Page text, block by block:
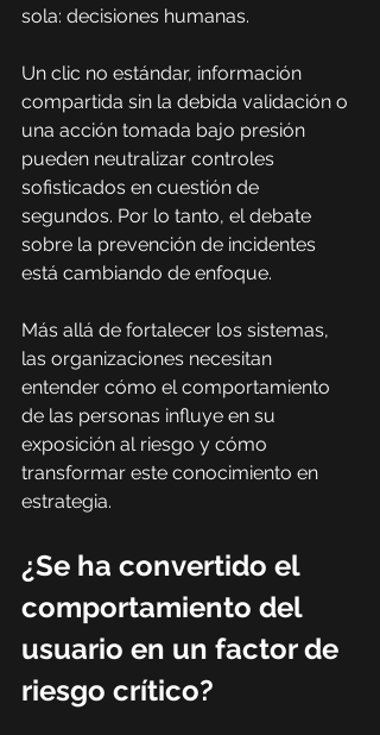
sola: decisiones humanas.
Un clic no estándar, información
compartida sin la debida validación o
una acción tomada bajo presión
pueden neutralizar controles
sofisticados en cuestión de
segundos. Por lo tanto, el debate
sobre la prevención de incidentes
está cambiando de enfoque.
Más allá de fortalecer los sistemas,
las organizaciones necesitan
entender cómo el comportamiento
de las personas influye en su
exposición al riesgo y cómo
transformar este conocimiento en
estrategia.
¿Se ha convertido el
comportamiento del
usuario en un factor de
riesgo crítico?